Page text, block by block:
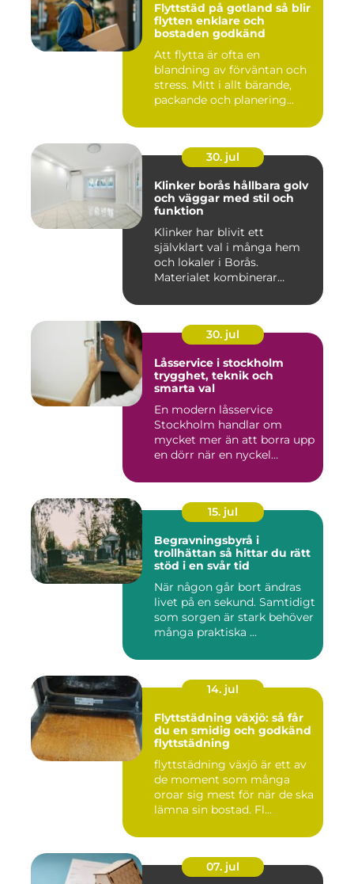
Flyttstäd på gotland så blir
flytten enklare och
bostaden godkänd
Att flytta är ofta en
blandning av förväntan och
stress. Mitt i allt bärande,
packande och planering...
30. jul
Klinker borås hållbara golv
och väggar med stil och
funktion
Klinker har blivit ett
självklart val i många hem
och lokaler i Borås.
Materialet kombinerar
30. jul
Låsservice i stockholm
trygghet, teknik och
smarta val
En modern låsservice
Stockholm handlar om
mycket mer än att borra upp
en dörr när en nyckel
15. jul
Begravningsbyrå i
trollhättan så hittar du rätt
stöd i en svår tid
När någon går bort ändras
livet på en sekund. Samtidigt
som sorgen är stark behöver
många praktiska ...
14. jul
Flyttstädning växjö: så får
du en smidig och godkänd
flyttstädning
flyttstädning växjö är ett av
de moment som många
oroar sig mest för när de ska
lämna sin bostad. Fl...
07. jul